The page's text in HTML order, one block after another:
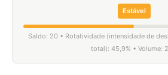
Estável
Saldo: 20 • Rotatividade (intensidade de
total): 45,9% • Volume: